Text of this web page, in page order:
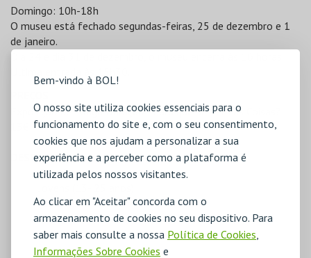
Bem-vindo à BOL!
O nosso site utiliza cookies essenciais para o
funcionamento do site e, com o seu consentimento,
cookies que nos ajudam a personalizar a sua
experiência e a perceber como a plataforma é
utilizada pelos nossos visitantes.
Ao clicar em "Aceitar" concorda com o
armazenamento de cookies no seu dispositivo. Para
saber mais consulte a nossa Política de Cookies
Informações Sobre Cookies e
Domingo: 10h-18h
O museu está fechado segundas-feiras, 25 de dezembro e 1
de janeiro.
Exposição de Longa Duração - Para que Servem as Coisas? |
13€
DESCONTOS
Estudantes
Seniores